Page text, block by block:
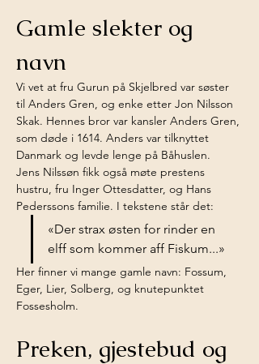
Gamle slekter og
navn
Vi vet at fru Gurun på Skjelbred var søster
til Anders Gren, og enke etter Jon Nilsson
Skak. Hennes bror var kansler Anders Gren,
som døde i 1614. Anders var tilknyttet
Danmark og levde lenge på Båhuslen.
Jens Nilssøn fikk også møte prestens
hustru, fru Inger Ottesdatter, og Hans
Pederssons familie. I tekstene står det:
«Der strax østen for rinder en
elff som kommer aff Fiskum...»
Her finner vi mange gamle navn: Fossum,
Eger, Lier, Solberg, og knutepunktet
Fossesholm.
Preken, gjestebud og